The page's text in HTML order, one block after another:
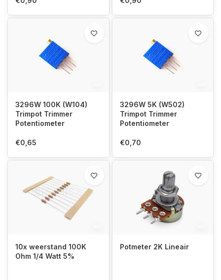
3296W 100K (W104)
Trimpot Trimmer
Potentiometer
€0,65
3296W 5K (W502)
Trimpot Trimmer
Potentiometer
€0,70
10x weerstand 100K
Ohm 1/4 Watt 5%
Potmeter 2K Lineair